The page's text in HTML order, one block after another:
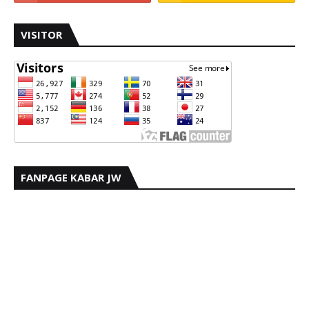
VISITOR
FANPAGE KABAR JW